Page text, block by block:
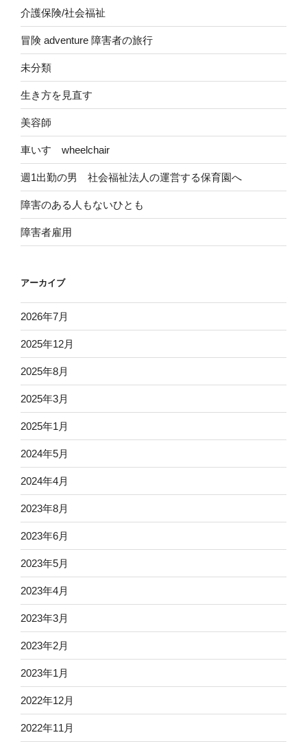
介護保険/社会福祉
冒険 adventure 障害者の旅行
未分類
生き方を見直す
美容師
車いす wheelchair
週1出勤の男 社会福祉法人の運営する保育園へ
障害のある人もないひとも
障害者雇用
アーカイブ
2026年7月
2025年12月
2025年8月
2025年3月
2025年1月
2024年5月
2024年4月
2023年8月
2023年6月
2023年5月
2023年4月
2023年3月
2023年2月
2023年1月
2022年12月
2022年11月